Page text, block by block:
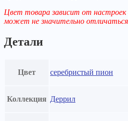
Цвет товара зависит от
может не значительно
Детали
Цвет серебристый пион
Коллекция Деррил